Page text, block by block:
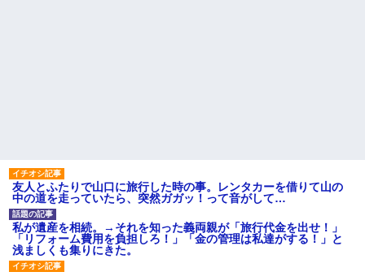
友人とふたりで山口に旅行した時の事。レンタカーを借りて山の
中の道を走っていたら、突然ガガッ！って音がして…
私が遺産を相続。→それを知った義両親が「旅行代金を出せ！」
「リフォーム費用を負担しろ！」「金の管理は私達がする！」と
浅ましくも集りにきた。